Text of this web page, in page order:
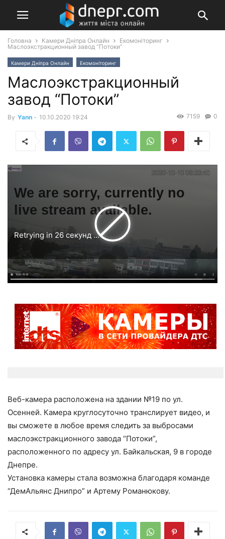
Головна Камери Дніпра Онлайн
Екомоніторинг
Маслоэкстракционный завод “Потоки”
Камери Дніпра Онлайн Екомоніторинг
Маслоэкстракционный
завод “Потоки”
By Yann - 10.10.2020 19:24 0
7159
We are sorry, currently no
live stream available.
Retrying in 25 секунд...
Веб-камера расположена на здании №19 по ул.
Осенней. Камера круглосуточно транслирует видео, и
вы сможете в любое время следить за выбросами
маслоэкстракционного завода “Потоки”,
расположенного по адресу ул. Байкальская, 9 в городе
Днепре.
Установка камеры стала возможна благодаря команде
“ДемАльянс Днипро” и Артему Романюкову.